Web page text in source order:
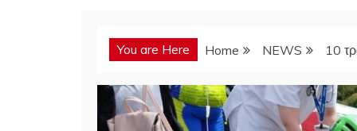
You are Here Home NEWS 10